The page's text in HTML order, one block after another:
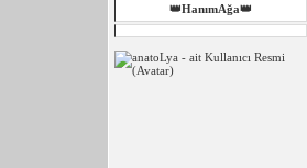
👑HanımAğa👑